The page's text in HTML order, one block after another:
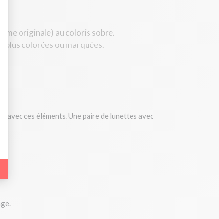
originale) au coloris sobre.
plus colorées ou marquées.
avec ces éléments. Une paire de lunettes avec
de code que nous fourni Facebook nous permet de poursuivre nos
indicateurs comme l’affluence, les produits les plus consultés, ou encore